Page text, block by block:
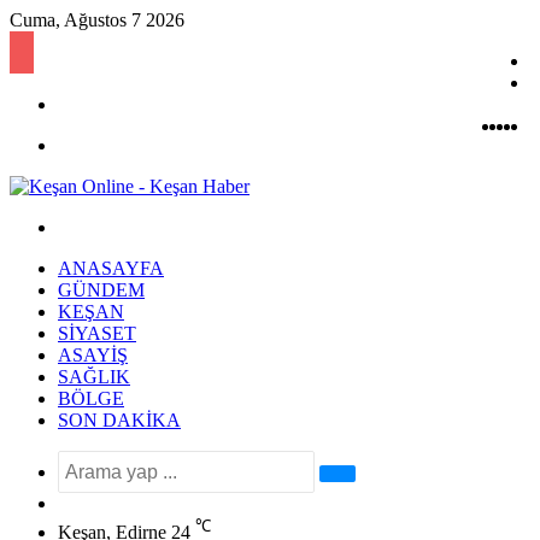
Cuma, Ağustos 7 2026
...
ANASAYFA
GÜNDEM
KEŞAN
SIYASET
ASAYIŞ
SAĞLIK
BÖLGE
SON DAKIKA
Arama
Makale
Keşan, Edirne 24 ℃